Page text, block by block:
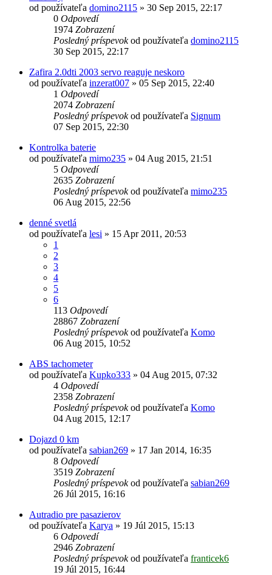
od používateľa domino2115 » 30 Sep 2015, 22:17
0 Odpovedí
1974 Zobrazení
Posledný príspevokod používateľa domino2115
30 Sep 2015, 22:17
Zafira 2.0dti 2003 servo reaguje neskoro
od používateľa inzerat007 » 05 Sep 2015, 22:40
1 Odpovedí
2074 Zobrazení
Posledný príspevokod používateľa Signum
07 Sep 2015, 22:30
Kontrolka baterie
od používateľa mimo235 » 04 Aug 2015, 21:51
5 Odpovedí
2635 Zobrazení
Posledný príspevokod používateľa mimo235
06 Aug 2015, 22:56
denné svetlá
od používateľa lesi » 15 Apr 2011, 20:53
1
2
3
4
5
6
113 Odpovedí
28867 Zobrazení
Posledný príspevokod používateľa Komo
06 Aug 2015, 10:52
ABS tachometer
od používateľa Kupko333 » 04 Aug 2015, 07:32
4 Odpovedí
2358 Zobrazení
Posledný príspevokod používateľa Komo
04 Aug 2015, 12:17
Dojazd 0 km
od používateľa sabian269 » 17 Jan 2014, 16:35
8 Odpovedí
3519 Zobrazení
Posledný príspevokod používateľa sabian269
26 Júl 2015, 16:16
Autradio pre pasazierov
od používateľa Karya » 19 Júl 2015, 15:13
6 Odpovedí
2946 Zobrazení
Posledný príspevokod používateľa franticek6
19 Júl 2015, 16:44